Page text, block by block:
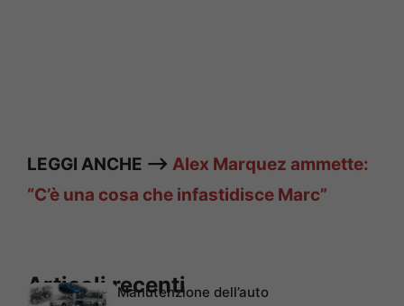
LEGGI ANCHE —> Alex Marquez ammette:
“C’è una cosa che infastidisce Marc”
Articoli recentiManutenzione dell’auto